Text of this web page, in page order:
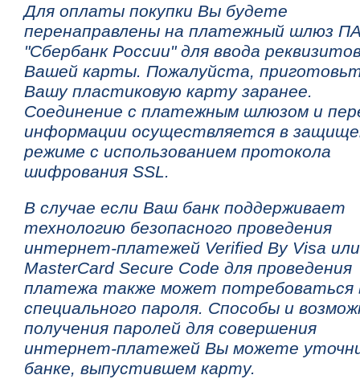
Для оплаты покупки Вы будете
перенаправлены на платежный шлюз
"Сбербанк России" для ввода
Вашей карты. Пожалуйста,
Вашу пластиковую карту заранее.
Соединение с платежным шлюзом и
информации осуществляется в
режиме с использованием протокола
шифрования SSL.
В случае если Ваш банк поддерживает
технологию безопасного проведения
интернет-платежей Verified By Visa или
MasterCard Secure Code для проведения
платежа также может потребоваться
специального пароля. Способы и
получения паролей для совершения
интернет-платежей Вы можете
банке, выпустившем карту.